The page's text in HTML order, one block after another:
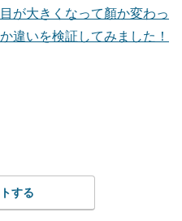
が大きくなって顏か変わっ
違いを検証してみました！
する